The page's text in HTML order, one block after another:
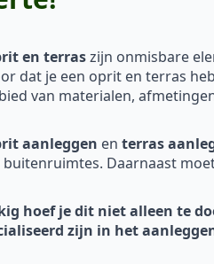
en terraszijn onmisbare
dat je een oprit en terras
van materialen,
aanleggen en terras
buitenruimtes. Daarnaast
hoef je dit niet alleen te
zijn in het